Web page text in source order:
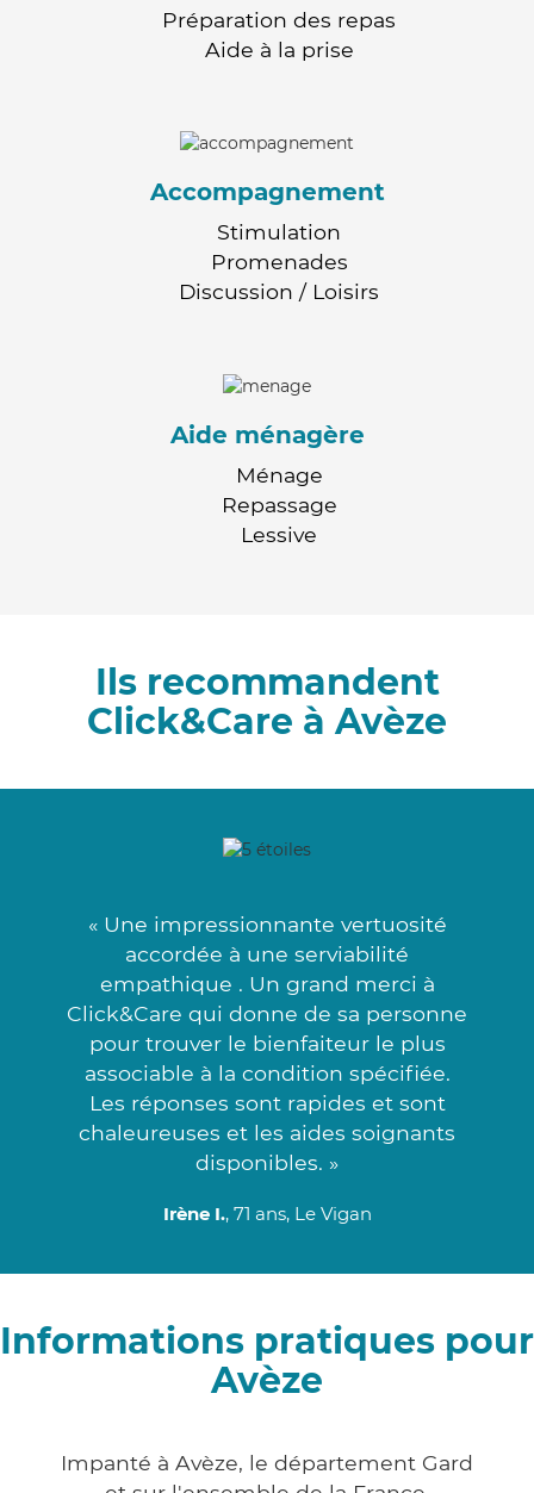
Préparation des repas
Aide à la prise
Accompagnement
Stimulation
Promenades
Discussion / Loisirs
Aide ménagère
Ménage
Repassage
Lessive
Ils recommandent
Click&Care à Avèze
« Une impressionnante vertuosité
accordée à une serviabilité
empathique . Un grand merci à
Click&Care qui donne de sa personne
pour trouver le bienfaiteur le plus
associable à la condition spécifiée.
Les réponses sont rapides et sont
chaleureuses et les aides soignants
disponibles. »
Irène I., 71 ans, Le Vigan
Informations pratiques pour
Avèze
Impanté à Avèze, le département Gard